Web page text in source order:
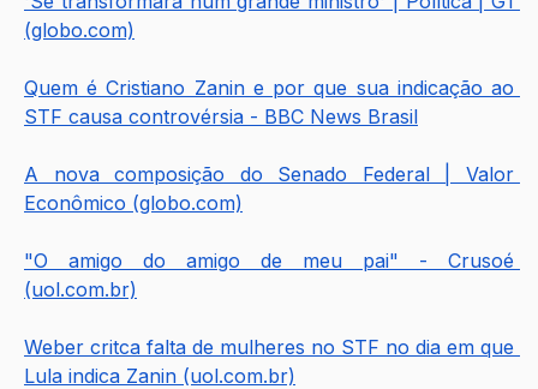
(globo.com)
Quem é Cristiano Zanin e por que sua indicação ao
STF causa controvérsia - BBC News Brasil
A nova composição do Senado Federal | Valor
Econômico (globo.com)
"O amigo do amigo de meu pai" - Crusoé
(uol.com.br)
Weber critca falta de mulheres no STF no dia em que
Lula indica Zanin (uol.com.br)